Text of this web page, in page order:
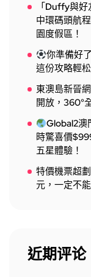
「Duffy與
中環碼頭航
園度假區！
你準備好
這份攻略輕
東澳島新晉
開放，360°
Global2
時驚喜價
五星體驗！
特價機票超
元，一定不
近期评论